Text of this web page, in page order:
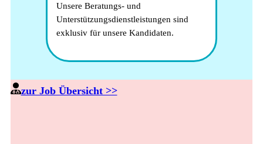
Unsere Beratungs- und
Unterstützungsdienstleistungen sind
exklusiv für unsere Kandidaten.
zur Job Übersicht >>